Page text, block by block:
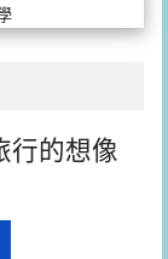
行的想像